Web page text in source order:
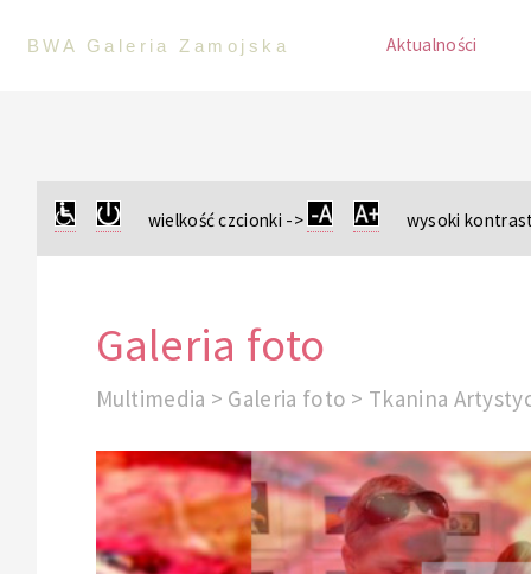
BWA Galeria Zamojska Aktualności
wielkość czcionki -> wysoki
Galeria foto
Multimedia > Galeria foto > Tkanina